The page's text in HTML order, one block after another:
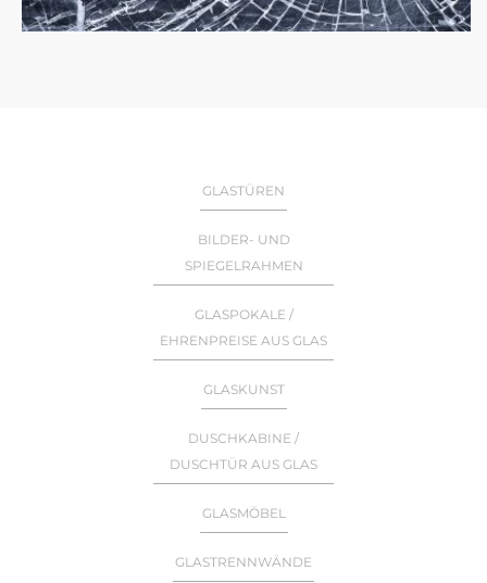
GLASTÜREN
BILDER- UND
SPIEGELRAHMEN
GLASPOKALE /
EHRENPREISE AUS GLAS
GLASKUNST
DUSCHKABINE /
DUSCHTÜR AUS GLAS
GLASMÖBEL
GLASTRENNWÄNDE